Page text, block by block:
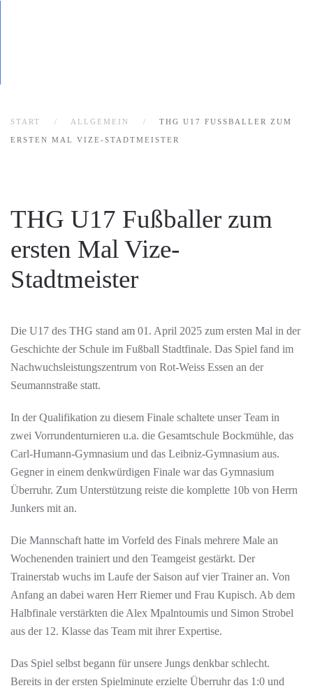
START ALLGEMEIN THG U17 FUSSBALLER ZUM E
RSTEN MAL VIZE-STADTMEISTER
THG U17 Fußballer zum
ersten Mal Vize-
Stadtmeister
Die U17 des THG stand am 01. April 2025 zum ersten Mal in der
Geschichte der Schule im Fußball Stadtfinale. Das Spiel fand im
Nachwuchsleistungszentrum von Rot-Weiss Essen an der
Seumannstraße statt.
In der Qualifikation zu diesem Finale schaltete unser Team in
zwei Vorrundenturnieren u.a. die Gesamtschule Bockmühle, das
Carl-Humann-Gymnasium und das Leibniz-Gymnasium aus.
Gegner in einem denkwürdigen Finale war das Gymnasium
Überruhr. Zum Unterstützung reiste die komplette 10b von Herrn
Junkers mit an.
Die Mannschaft hatte im Vorfeld des Finals mehrere Male an
Wochenenden trainiert und den Teamgeist gestärkt. Der
Trainerstab wuchs im Laufe der Saison auf vier Trainer an. Von
Anfang an dabei waren Herr Riemer und Frau Kupisch. Ab dem
Halbfinale verstärkten die Alex Mpalntoumis und Simon Strobel
aus der 12. Klasse das Team mit ihrer Expertise.
Das Spiel selbst begann für unsere Jungs denkbar schlecht.
Bereits in der ersten Spielminute erzielte Überruhr das 1:0 und